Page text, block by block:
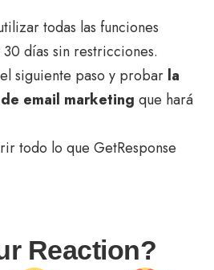
todas las funciones
días sin restricciones.
siguiente paso y probar la
email marketing que hará
todo lo que GetResponse
Reaction?